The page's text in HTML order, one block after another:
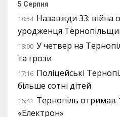
5 Серпня
18:54 Назавжди 33: війна
уродженця
18:00 У четвер на
та грози
17:16 Поліцейські
більше сотні дітей
16:41 Тернопіль отримав
«Електрон»